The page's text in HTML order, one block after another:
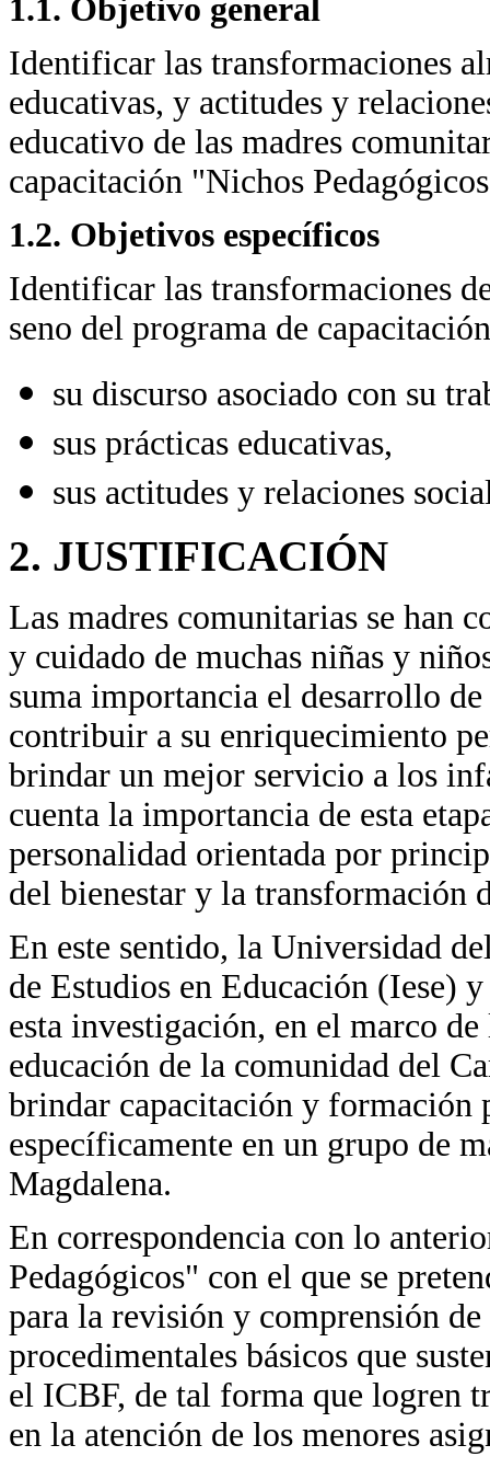
1.1. Objetivo general
Identificar las transformaciones
educativas, y actitudes y
educativo de las madres
capacitación "Nichos
1.2. Objetivos específicos
Identificar las transformaciones
seno del programa de
su discurso asociado con su
sus prácticas educativas,
sus actitudes y relaciones
2. JUSTIFICACIÓN
Las madres comunitarias se han
y cuidado de muchas niñas y
suma importancia el desarrollo
contribuir a su enriquecimiento
brindar un mejor servicio a los
cuenta la importancia de esta
personalidad orientada por
del bienestar y la transformación
En este sentido, la Universidad
de Estudios en Educación (Iese)
esta investigación, en el marco
educación de la comunidad del
brindar capacitación y formación
específicamente en un grupo de
Magdalena.
En correspondencia con lo
Pedagógicos" con el que se
para la revisión y comprensión
procedimentales básicos que
el ICBF, de tal forma que logren
en la atención de los menores